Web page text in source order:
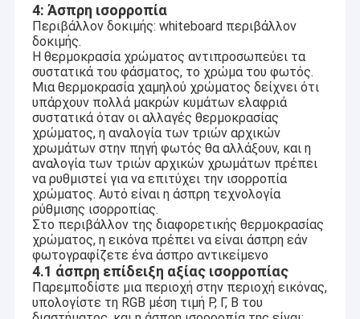
4: Άσπρη ισορροπία
Περιβάλλον δοκιμής: whiteboard περιβάλλον
δοκιμής.
Η θερμοκρασία χρώματος αντιπροσωπεύει τα
συστατικά του φάσματος, το χρώμα του φωτός.
Μια θερμοκρασία χαμηλού χρώματος δείχνει ότι
υπάρχουν πολλά μακρών κυμάτων ελαφριά
συστατικά όταν οι αλλαγές θερμοκρασίας
χρώματος, η αναλογία των τριών αρχικών
χρωμάτων στην πηγή φωτός θα αλλάξουν, και η
αναλογία των τριών αρχικών χρωμάτων πρέπει
να ρυθμιστεί για να επιτύχει την ισορροπία
χρώματος. Αυτό είναι η άσπρη τεχνολογία
ρύθμισης ισορροπίας.
Στο περιβάλλον της διαφορετικής θερμοκρασίας
χρώματος, η εικόνα πρέπει να είναι άσπρη εάν
φωτογραφίζετε ένα άσπρο αντικείμενο
4.1 άσπρη επίδειξη αξίας ισορροπίας
Παρεμποδίστε μια περιοχή στην περιοχή εικόνας,
υπολογίστε τη RGB μέση τιμή Ρ, Γ, Β του